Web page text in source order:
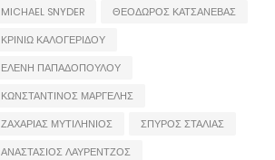
MICHAEL SNYDER
ΘΕΟΔΩΡΟΣ ΚΑΤΣΑΝΕΒΑΣ
ΚΡΙΝΙΩ ΚΑΛΟΓΕΡΙΔΟΥ
ΕΛΕΝΗ ΠΑΠΑΔΟΠΟΥΛΟΥ
ΚΩΝΣΤΑΝΤΙΝΟΣ ΜΑΡΓΕΛΗΣ
ΖΑΧΑΡΙΑΣ ΜΥΤΙΛΗΝΙΟΣ
ΣΠΥΡΟΣ ΣΤΑΛΙΑΣ
ΑΝΑΣΤΑΣΙΟΣ ΛΑΥΡΕΝΤΖΟΣ